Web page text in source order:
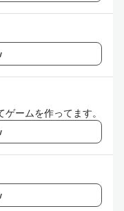
ームを作ってます。